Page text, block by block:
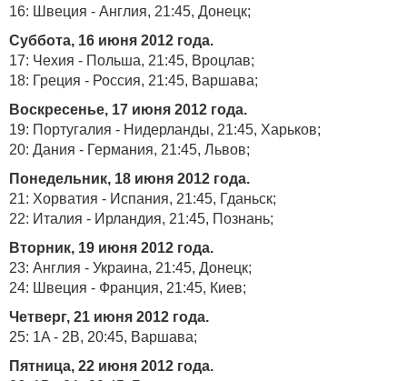
16: Швеция - Англия, 21:45, Донецк;
Суббота, 16 июня 2012 года.
17: Чехия - Польша, 21:45, Вроцлав;
18: Греция - Россия, 21:45, Варшава;
Воскресенье, 17 июня 2012 года.
19: Португалия - Нидерланды, 21:45, Харьков;
20: Дания - Германия, 21:45, Львов;
Понедельник, 18 июня 2012 года.
21: Хорватия - Испания, 21:45, Гданьск;
22: Италия - Ирландия, 21:45, Познань;
Вторник, 19 июня 2012 года.
23: Англия - Украина, 21:45, Донецк;
24: Швеция - Франция, 21:45, Киев;
Четверг, 21 июня 2012 года.
25: 1A - 2B, 20:45, Варшава;
Пятница, 22 июня 2012 года.